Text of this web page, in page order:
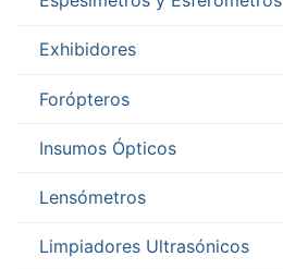
Exhibidores
Forópteros
Insumos Ópticos
Lensómetros
Limpiadores Ultrasónicos